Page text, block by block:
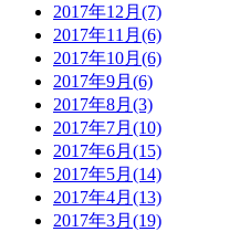
2017年12月(7)
2017年11月(6)
2017年10月(6)
2017年9月(6)
2017年8月(3)
2017年7月(10)
2017年6月(15)
2017年5月(14)
2017年4月(13)
2017年3月(19)